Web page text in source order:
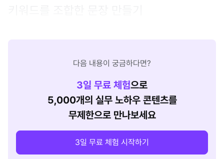
다음 내용이 궁금하다면?
3일 무료 체험으로
5,000개의 실무 노하우 콘텐츠를
무제한으로 만나보세요
3일 무료 체험 시작하기